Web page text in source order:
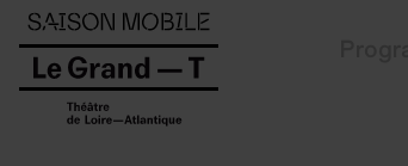
Panneau de gestion des cookies